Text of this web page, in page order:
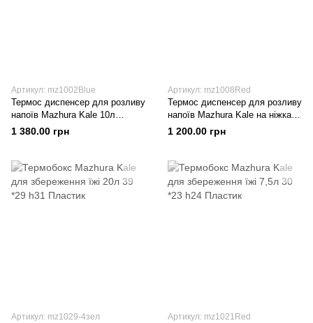
Артикул: mz1002Blue
Термос диспенсер для розливу
напоїв Mazhura Kale 10л
Пластик
1 380.00 грн
Артикул: mz1008Red
Термос диспенсер для розливу
напоїв Mazhura Kale на ніжках
9л Пластик
1 200.00 грн
Артикул: mz1029-4зел Артикул: mz1021Red